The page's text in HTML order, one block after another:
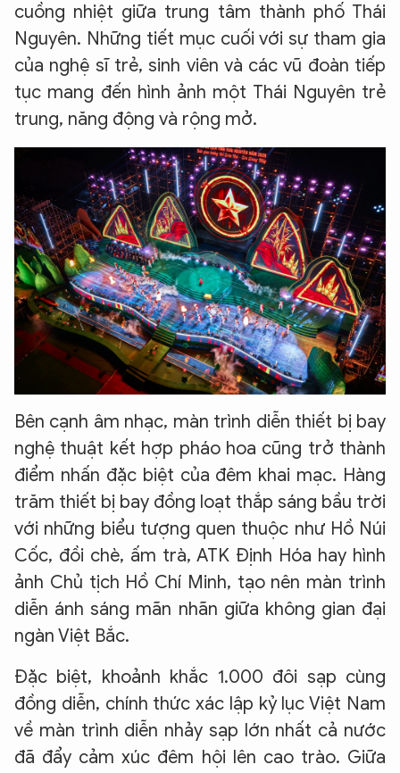
cuồng nhiệt giữa trung tâm thành phố Thái
Nguyên. Những tiết mục cuối với sự tham gia
của nghệ sĩ trẻ, sinh viên và các vũ đoàn tiếp
tục mang đến hình ảnh một Thái Nguyên trẻ
trung, năng động và rộng mở.
Bên cạnh âm nhạc, màn trình diễn thiết bị bay
nghệ thuật kết hợp pháo hoa cũng trở thành
điểm nhấn đặc biệt của đêm khai mạc. Hàng
trăm thiết bị bay đồng loạt thắp sáng bầu trời
với những biểu tượng quen thuộc như Hồ Núi
Cốc, đồi chè, ấm trà, ATK Định Hóa hay hình
ảnh Chủ tịch Hồ Chí Minh, tạo nên màn trình
diễn ánh sáng mãn nhãn giữa không gian đại
ngàn Việt Bắc.
Đặc biệt, khoảnh khắc 1.000 đôi sạp cùng
đồng diễn, chính thức xác lập kỷ lục Việt Nam
về màn trình diễn nhảy sạp lớn nhất cả nước
đã đẩy cảm xúc đêm hội lên cao trào. Giữa
XIN CHÀO,
TÔI LÀ CHATBOT CỦA